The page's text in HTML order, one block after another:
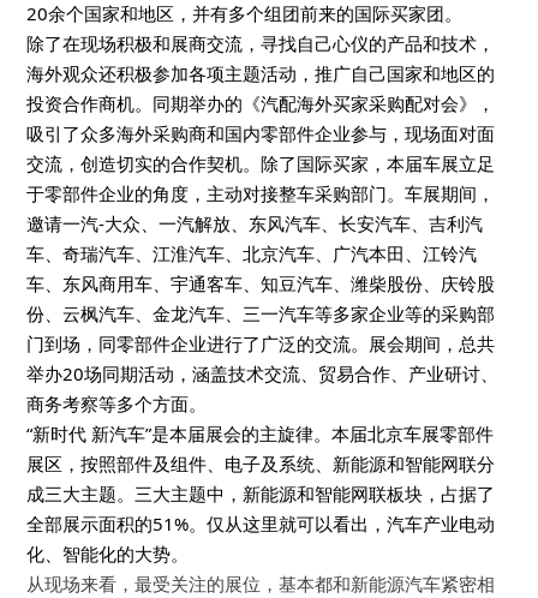
20余个国家和地区，并有多个组团前来的国际买家团。
除了在现场积极和展商交流，寻找自己心仪的产品和技术，
海外观众还积极参加各项主题活动，推广自己国家和地区的
投资合作商机。同期举办的《汽配海外买家采购配对会》，
吸引了众多海外采购商和国内零部件企业参与，现场面对面
交流，创造切实的合作契机。除了国际买家，本届车展立足
于零部件企业的角度，主动对接整车采购部门。车展期间，
邀请一汽-大众、一汽解放、东风汽车、长安汽车、吉利汽
车、奇瑞汽车、江淮汽车、北京汽车、广汽本田、江铃汽
车、东风商用车、宇通客车、知豆汽车、潍柴股份、庆铃股
份、云枫汽车、金龙汽车、三一汽车等多家企业等的采购部
门到场，同零部件企业进行了广泛的交流。展会期间，总共
举办20场同期活动，涵盖技术交流、贸易合作、产业研讨、
商务考察等多个方面。
“新时代 新汽车”是本届展会的主旋律。本届北京车展零部件
展区，按照部件及组件、电子及系统、新能源和智能网联分
成三大主题。三大主题中，新能源和智能网联板块，占据了
全部展示面积的51%。仅从这里就可以看出，汽车产业电动
化、智能化的大势。
从现场来看，最受关注的展位，基本都和新能源汽车紧密相